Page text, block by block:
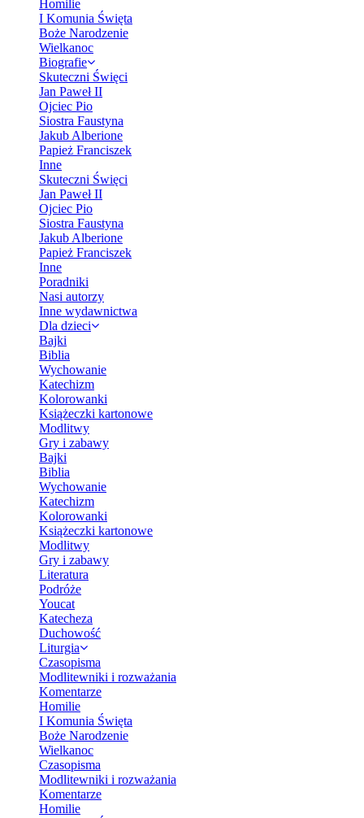
Homilie
I Komunia Święta
Boże Narodzenie
Wielkanoc
Biografie
Skuteczni Święci
Jan Paweł II
Ojciec Pio
Siostra Faustyna
Jakub Alberione
Papież Franciszek
Inne
Skuteczni Święci
Jan Paweł II
Ojciec Pio
Siostra Faustyna
Jakub Alberione
Papież Franciszek
Inne
Poradniki
Nasi autorzy
Inne wydawnictwa
Dla dzieci
Bajki
Biblia
Wychowanie
Katechizm
Kolorowanki
Książeczki kartonowe
Modlitwy
Gry i zabawy
Bajki
Biblia
Wychowanie
Katechizm
Kolorowanki
Książeczki kartonowe
Modlitwy
Gry i zabawy
Literatura
Podróże
Youcat
Katecheza
Duchowość
Liturgia
Czasopisma
Modlitewniki i rozważania
Komentarze
Homilie
I Komunia Święta
Boże Narodzenie
Wielkanoc
Czasopisma
Modlitewniki i rozważania
Komentarze
Homilie